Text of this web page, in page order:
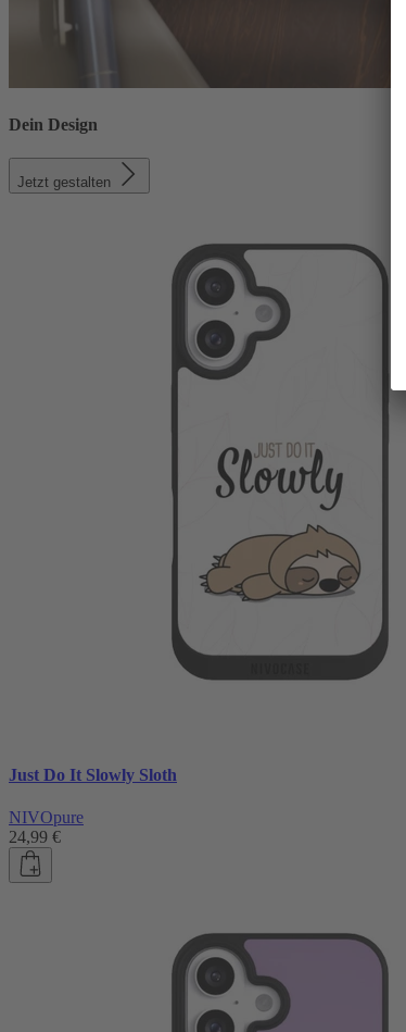
Dein Design
Jetzt gestalten
Just Do It Slowly Sloth
NIVOpure
24,99 €